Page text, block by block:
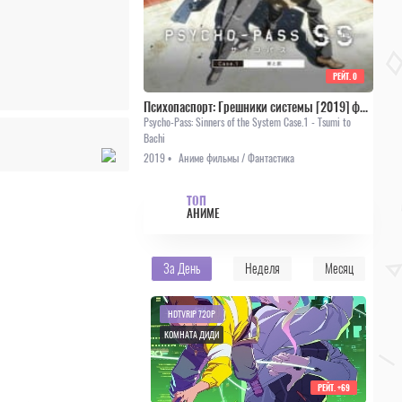
Психопаспорт: Грешники системы [2019] фильм 1
Psycho-Pass: Sinners of the System Case.1 - Tsumi to
Bachi
2019 • Аниме фильмы / Фантастика
РЕЙТ. 0
ТОП
АНИМЕ
За День Неделя Месяц
HDTVRIP 720P
КОМНАТА ДИДИ
РЕЙТ. +69